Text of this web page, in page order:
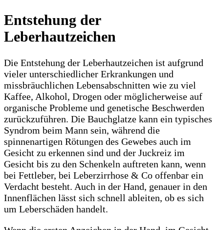
Entstehung der
Leberhautzeichen
Die Entstehung der Leberhautzeichen ist aufgrund
vieler unterschiedlicher Erkrankungen und
missbräuchlichen Lebensabschnitten wie zu viel
Kaffee, Alkohol, Drogen oder möglicherweise auf
organische Probleme und genetische Beschwerden
zurückzuführen. Die Bauchglatze kann ein typisches
Syndrom beim Mann sein, während die
spinnenartigen Rötungen des Gewebes auch im
Gesicht zu erkennen sind und der Juckreiz im
Gesicht bis zu den Schenkeln auftreten kann, wenn
bei Fettleber, bei Leberzirrhose & Co offenbar ein
Verdacht besteht. Auch in der Hand, genauer in den
Innenflächen lässt sich schnell ableiten, ob es sich
um Leberschäden handelt.